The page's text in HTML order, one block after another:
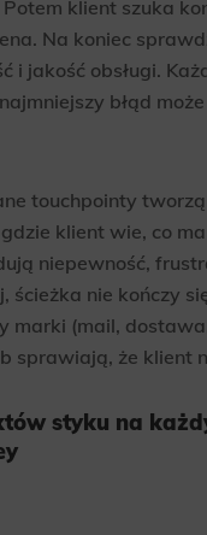
Potem klient szuka
Na koniec
i jakość obsługi.
błąd
touchpointy tworzą
klient wie, co
niepewność,
ścieżka nie kończy
marki (mail,
sprawiają, że klient
styku na